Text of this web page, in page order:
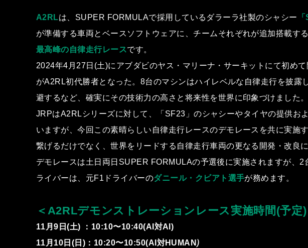
A2RLは、SUPER FORMULAで採⽤しているダラーラ社製のシャシー
が準備する⾞両とベースソフトウェアに、チームそれぞれが追加搭載す
最⾼峰の⾃律⾛⾏レースです。
2024年4⽉27⽇(⼟)にアブダビのヤス・マリーナ・サーキットにて初め
がA2RL初代勝者となった。8台のマシンはハイレベルな⾃律⾛⾏を披
避するなど、確実にその技術⼒の⾼さと将来性を世界に印象づけました。
JRPはA2RLシリーズに対して、「SF23」のシャシーやタイヤの提供お
いますが、今回この素晴らしい⾃律⾛⾏レースのデモレースを共に実
繋げるだけでなく、世界をリードする⾃律⾛⾏⾞両の更なる開発・改良
デモレースは⼟⽇両⽇SUPER FORMULAの予選後に実施されますが、2
ライバーは、元F1ドライバーのダニール・クビアト選⼿が務めます。
＜A2RLデモンストレーションレース実施時間(予定)
11⽉9⽇(⼟) ：10:10〜10:40(AI対AI)
11⽉10⽇(⽇)：10:20〜10:50(AI対HUMAN )